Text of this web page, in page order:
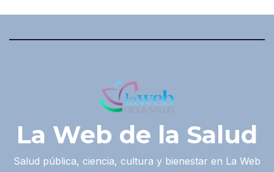
La Web de la Salud
Salud pública, ciencia, cultura y bienestar en La Web